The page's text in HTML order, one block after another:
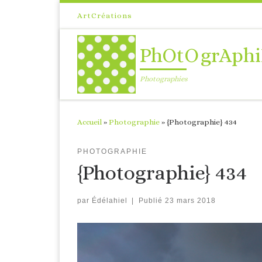
Passer au contenuArtCréations
Photographies
Accueil » Photographie » {Photographie} 434
PHOTOGRAPHIE
{Photographie} 434
par Édélahiel Publié 23 mars 2018